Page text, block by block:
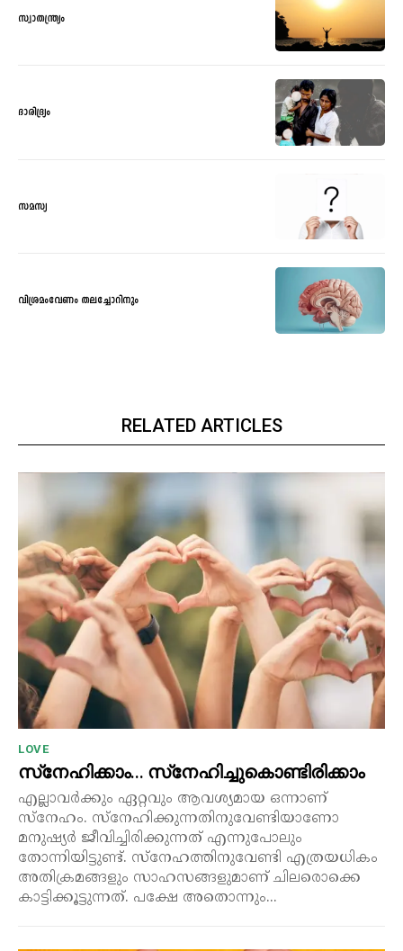
സ്വാതന്ത്ര്യം
ദാരിദ്ര്യം
സമസ്യ
വിശ്രമംവേണം തലച്ചോറിനും
RELATED ARTICLES
LOVE
സ്‌നേഹിക്കാം… സ്‌നേഹിച്ചുകൊണ്ടിരിക്കാം
എല്ലാവർക്കും ഏറ്റവും ആവശ്യമായ ഒന്നാണ്
സ്നേഹം. സ്നേഹിക്കുന്നതിനുവേണ്ടിയാണോ
മനുഷ്യർ ജീവിച്ചിരിക്കുന്നത് എന്നുപോലും
തോന്നിയിട്ടുണ്ട്. സ്നേഹത്തിനുവേണ്ടി എത്രയധികം
അതിക്രമങ്ങളും സാഹസങ്ങളുമാണ് ചിലരൊക്കെ
കാട്ടിക്കൂട്ടുന്നത്. പക്ഷേ അതൊന്നും...